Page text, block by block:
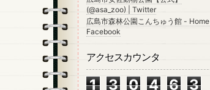
(@asa_zoo) | Twitter
広島市森林公園こんちゅう館 - Home |
Facebook
アクセスカウンタ
1 3 0 4 6 3